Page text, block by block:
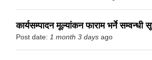
कार्यसम्पादन मूल्यांकन फाराम भर्ने सम्वन्धी
Post date: 1 month 3 days ago